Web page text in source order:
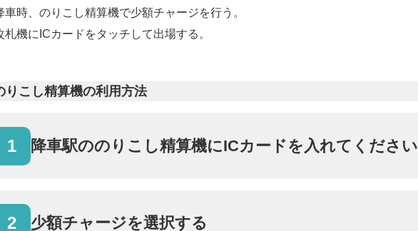
車時、のりこし精算機で少額チャージを行う。
札機にICカードをタッチして出場する。
りこし精算機の利用方法
1 降車駅ののりこし精算機にICカードを入れてください
2 少額チャージを選択する